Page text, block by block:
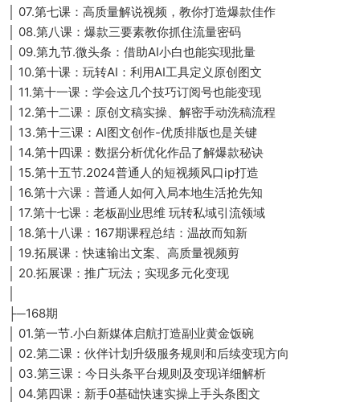
│ 07.第七课：高质量解说视频，教你打造爆款佳作
│ 08.第八课：爆款三要素教你抓住流量密码
│ 09.第九节.微头条：借助AI小白也能实现批量
│ 10.第十课：玩转AI：利用AI工具定义原创图文
│ 11.第十一课：学会这几个技巧订阅号也能变现
│ 12.第十二课：原创文稿实操、解密手动洗稿流程
│ 13.第十三课：AI图文创作-优质排版也是关键
│ 14.第十四课：数据分析优化作品了解爆款秘诀
│ 15.第十五节.2024普通人的短视频风口ip打造
│ 16.第十六课：普通人如何入局本地生活抢先知
│ 17.第十七课：老板副业思维 玩转私域引流领域
│ 18.第十八课：167期课程总结：温故而知新
│ 19.拓展课：快速输出文案、高质量视频剪
│ 20.拓展课：推广玩法；实现多元化变现
├─168期
│ 01.第一节.小白新媒体启航打造副业黄金饭碗
│ 02.第二课：伙伴计划升级服务规则和后续变现方向
│ 03.第三课：今日头条平台规则及变现详细解析
│ 04.第四课：新手0基础快速实操上手头条图文